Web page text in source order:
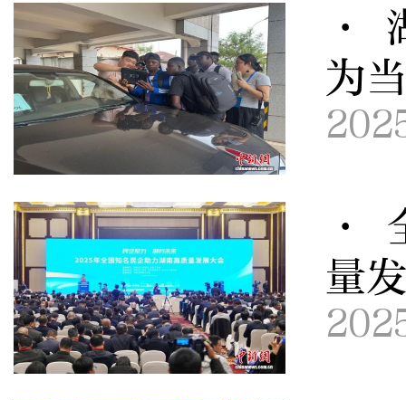
·
为
·
量